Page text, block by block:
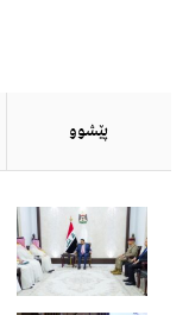
پێشوو